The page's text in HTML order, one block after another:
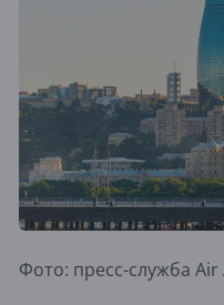
Фото: пресс-служба Air